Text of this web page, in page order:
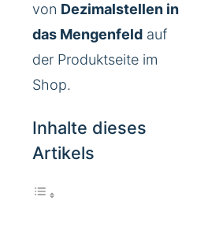
von Dezimalstellen in
das Mengenfeld auf
der Produktseite im
Shop.
Inhalte dieses
Artikels